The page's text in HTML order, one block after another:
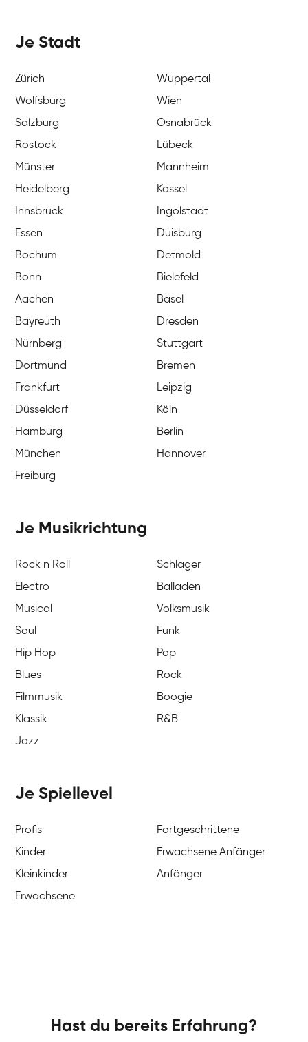
Je Stadt
Zürich
Wuppertal
Wolfsburg
Wien
Salzburg
Osnabrück
Rostock
Lübeck
Münster
Mannheim
Heidelberg
Kassel
Innsbruck
Ingolstadt
Essen
Duisburg
Bochum
Detmold
Bonn
Bielefeld
Aachen
Basel
Bayreuth
Dresden
Nürnberg
Stuttgart
Dortmund
Bremen
Frankfurt
Leipzig
Düsseldorf
Köln
Hamburg
Berlin
München
Hannover
Freiburg
Je Musikrichtung
Rock n Roll
Schlager
Electro
Balladen
Musical
Volksmusik
Soul
Funk
Hip Hop
Pop
Blues
Rock
Filmmusik
Boogie
Klassik
R&B
Jazz
Je Spiellevel
Profis
Fortgeschrittene
Kinder
Erwachsene Anfänger
Kleinkinder
Anfänger
Erwachsene
Hast du bereits Erfahrung?